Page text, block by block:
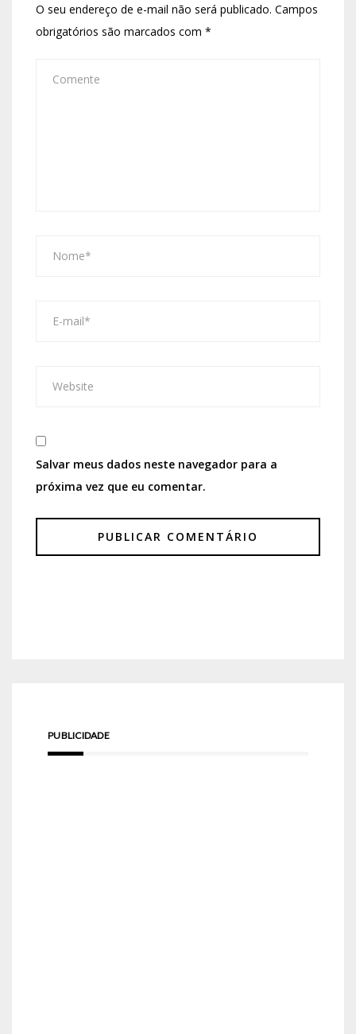
O seu endereço de e-mail não será publicado. Campos
obrigatórios são marcados com *
Salvar meus dados neste navegador para a
próxima vez que eu comentar.
PUBLICIDADE